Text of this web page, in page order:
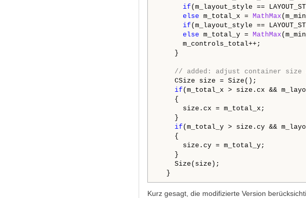
if (m_layout_style ==
else m_total_x = MathMax
if (m_layout_style ==
else m_total_y = MathMax
      m_controls_total++;
    }
// added: adjust container size
    CSize size = Size();
if (m_total_x > size.cx &&
    {
      size.cx = m_total_x;
    }
if (m_total_y > size.cy &&
    {
      size.cy = m_total_y;
    }
    Size(size);
  }
Kurz gesagt, die modifizierte Version